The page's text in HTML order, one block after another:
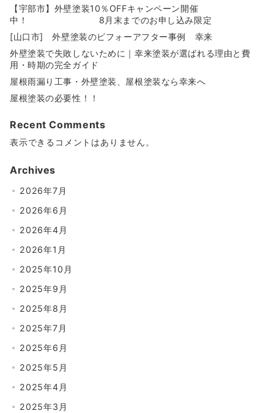
送
り
【宇部市】外壁塗装10％OFFキャンペーン開催
中！ 8月末までのお申し込み限定
[山口市] 外壁塗装のビフォーアフター事例 幸来
外壁塗装で失敗しないために｜幸来塗装が選ばれる理由と費
用・時期の完全ガイド
屋根雨漏り工事・外壁塗装、屋根塗装なら幸来へ
屋根塗装の必要性！！
Recent Comments
表示できるコメントはありません。
Archives
2026年7月
2026年6月
2026年4月
2026年1月
2025年10月
2025年9月
2025年8月
2025年7月
2025年6月
2025年5月
2025年4月
2025年3月